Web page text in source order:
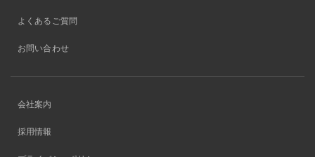
よくあるご質問
お問い合わせ
会社案内
採用情報